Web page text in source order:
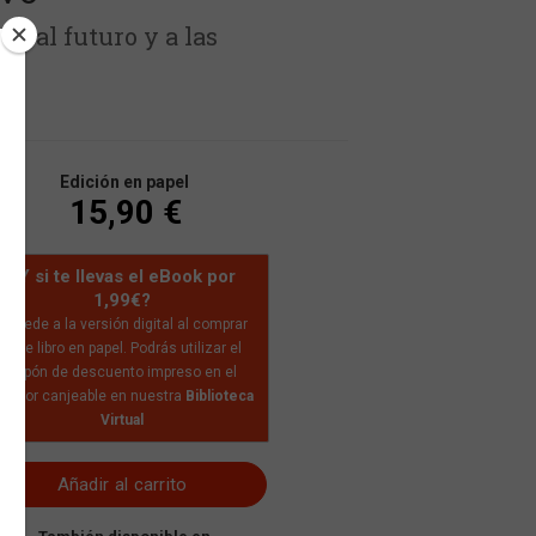
al futuro y a las
Edición en papel
15,90 €
¿Y si te llevas el eBook por
1,99€?
Accede a la versión digital al comprar
este libro en papel. Podrás utilizar el
cupón de descuento impreso en el
interior canjeable en nuestra Biblioteca
Virtual
Añadir al carrito